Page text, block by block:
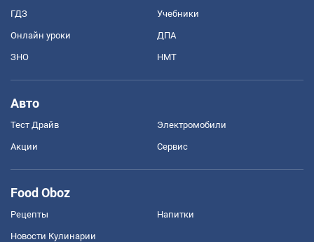
ГДЗ Учебники
Онлайн уроки ДПА
ЗНО НМТ
Авто
Тест Драйв Электромобили
Акции Сервис
Food Oboz
Рецепты Напитки
Новости Кулинарии